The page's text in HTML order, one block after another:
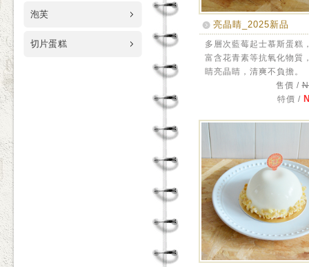
泡芙
切片蛋糕
亮晶睛_2025新品
多層次藍莓起士慕斯蛋糕
富含花青素等抗氧化物質
睛亮晶睛，清爽不負擔。
售價 /
特價 /